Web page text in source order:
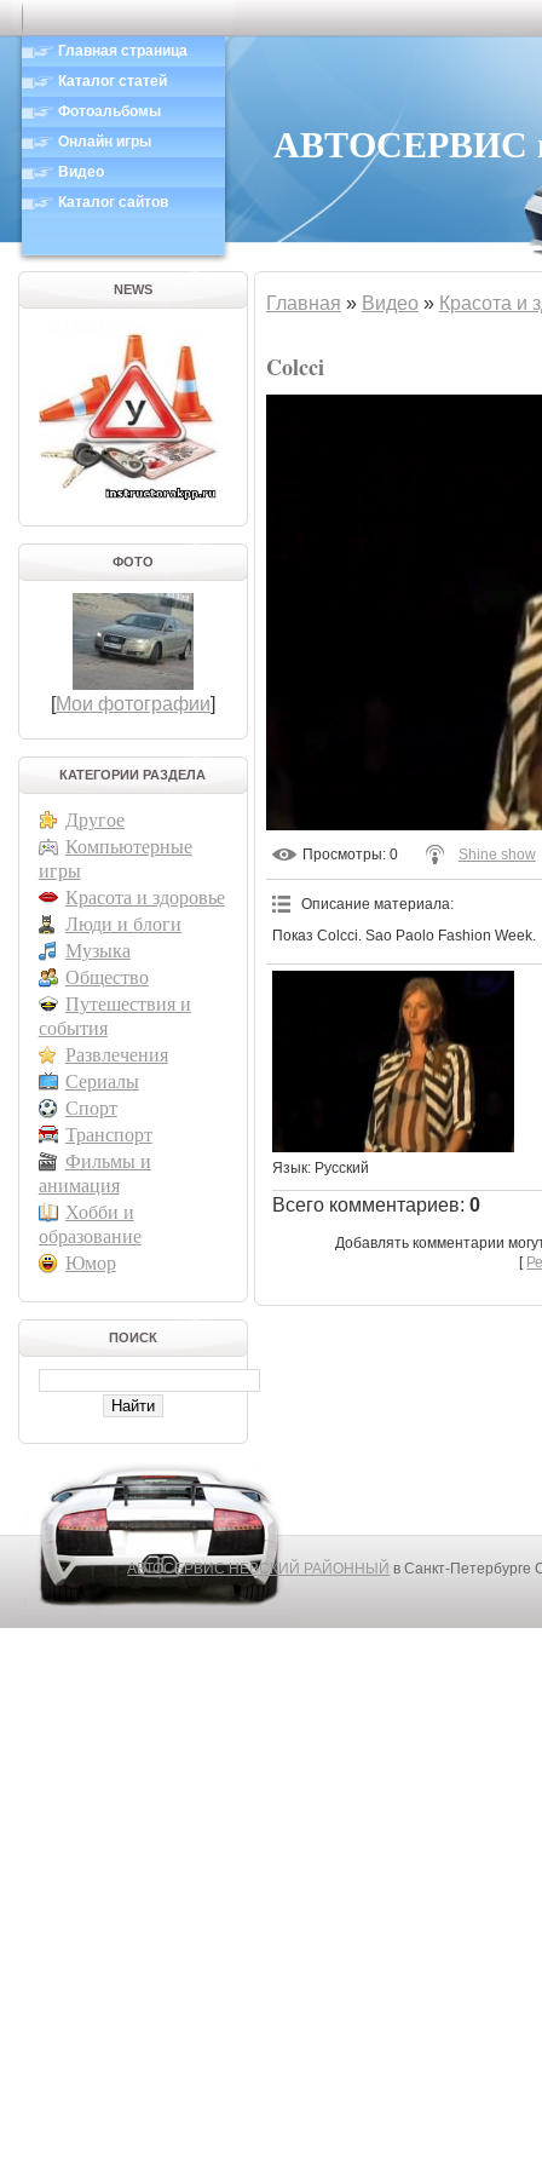
Главная страница
Каталог статей
Фотоальбомы
Онлайн игры
Видео
Каталог сайтов
АВТОСЕРВИС в
NEWS
ФОТО
[Мои фотографии]
КАТЕГОРИИ РАЗДЕЛА
Другое
Компьютерные
игры
Красота и здоровье
Люди и блоги
Музыка
Общество
Путешествия и
события
Развлечения
Сериалы
Спорт
Транспорт
Фильмы и
анимация
Хобби и
образование
Юмор
ПОИСК
Главная » Видео » Красота и
Colcci
Просмотры: 0 Shine show
Описание материала:
Показ Colcci. Sao Paolo Fashion Week.
Язык: Русский
Всего комментариев: 0
Добавлять комментарии
[
АВТОСЕРВИС НЕВСКИЙ РАЙОННЫЙ в Санкт-Петербурге